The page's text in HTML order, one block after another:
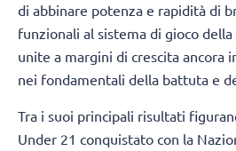
di abbinare potenza e rapidità di
funzionali al sistema di gioco
unite a margini di crescita
nei fondamentali della battuta e
Tra i suoi principali risultati
Under 21 conquistato con la